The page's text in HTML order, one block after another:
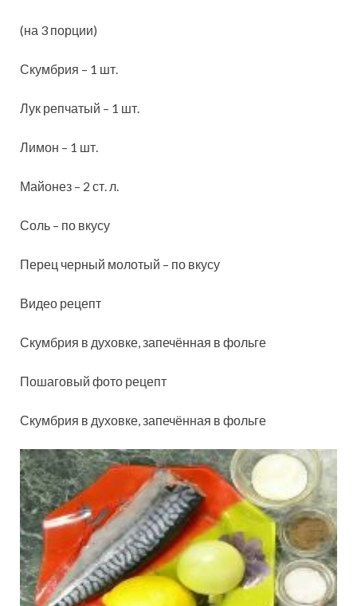
(на 3 порции)
Скумбрия – 1 шт.
Лук репчатый – 1 шт.
Лимон – 1 шт.
Майонез – 2 ст. л.
Соль – по вкусу
Перец черный молотый – по вкусу
Видео рецепт
Скумбрия в духовке, запечённая в фольге
Пошаговый фото рецепт
Скумбрия в духовке, запечённая в фольге